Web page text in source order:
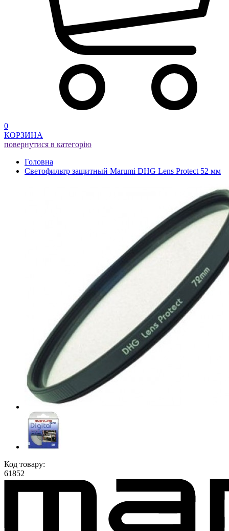
0
КОРЗИНА
повернутися в категорію
Головна
Светофильтр защитный Marumi DHG Lens Protect 52 мм
Код товару:
61852